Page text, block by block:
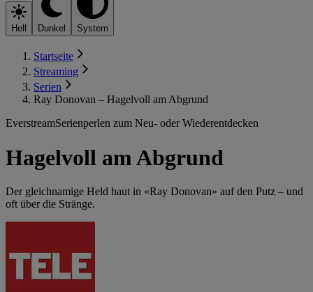
Hell Dunkel System
Startseite
Streaming
Serien
Ray Donovan – Hagelvoll am Abgrund
EverstreamSerienperlen zum Neu- oder Wiederentdecken
Hagelvoll am Abgrund
Der gleichnamige Held haut in «Ray Donovan» auf den Putz – und
oft über die Stränge.